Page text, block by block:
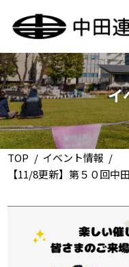
イ
TOP
イベント情報
【11/8更新】第５０回中